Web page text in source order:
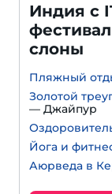
Индия с
слоны
Пляжный
Золотой
— Джайпур
Йога и
Аюрведа в